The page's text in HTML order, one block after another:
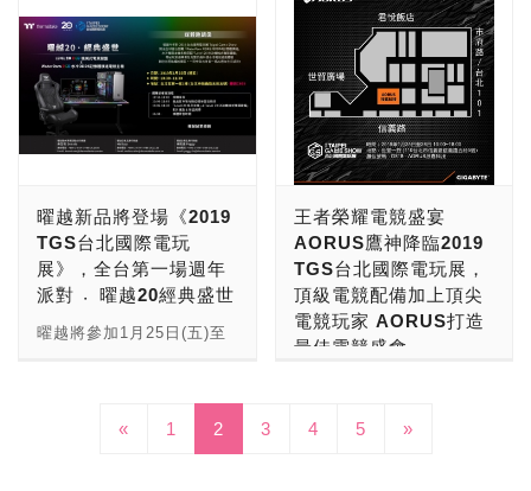
將電競納入運動產業，
2018年亞運會也有電競示
範賽，更可望於2024年登
上巴黎奧運，成為正式比賽
項目。由此可見電競產業越
來越發光發熱，將吸引更多
TGS 2019的B2B Zone獨
立出一館，規模更勝以往，
將吸引海內外更多遊戲產業
人士的參與，藉此提升台北
位！
通攻擊、射擊、防禦以及吞
噬，作為戰鬥的四大特色。
除了《噬神者3》以外，萬
代南夢宮另外也有推
《JUMP FORCE》和《航
具影響力的漫畫雜誌《週刊
少年Jump》50年來所有經
典腳色全在這裡！不管你是
《航海王》、《一拳超
人》、《七龍珠》的粉絲，
FORCE》預計在2/15上
市、《噬神者3》已經在去
年12/13上市，《航海王：
頭來迅速看看PlayStation
這次的攤位吧！ 幫大家整
理一下PlayStation攤位上
重要遊戲的預計上市時間，
《惡靈古堡2 重製版》已經
在1/25上市，《王國之心
III》要等到5/23、《最後
定、《往日不再》則是要等
到4/26，有興趣的玩家可以
持續關注喔！
遊戲和活動跟玩家們分享。
第一站首先要來到的是
Ubisoft旗下今年《湯姆克
蘭西》系列最新作品《全境
封鎖2》，從入口一進場就
能馬上看到大批玩家排隊的
過說到底，《全境封鎖2》
確實是今年Ubisoft的強檔
作品之一，主要原因在於前
作《全境封鎖》雖然推出初
期評價不佳，但後期隨著官
作《全境封鎖2》，想必
Ubisoft已經從前一代的作
爆棚阿！光是在門外就看到
大批購票玩家排隊進場，進
場後更是不得了，各家廠商
攤位前人潮滿滿RRR～小
編看到也是傻了XD！ 這次
的TGS 2019以「遊戲面貌
由你創造！YOU GAME
只存在於電視、電腦、手機
螢幕等虛擬世界，玩家也將
化身為遊戲腳色，創造自己
的未來，堅持並努力邁向下
一個篇章，寫下自己的故
者，使用2144個攤位規
曜越新品將登場《2019
TGS台北國際電玩
展》，全台第一場週年
派對 〮曜越20經典盛世
曜越將參加1月25日(五)至
位C805)。在活動第一天的
王者榮耀電競盛宴
AORUS鷹神降臨2019
TGS台北國際電玩展，
頂級電競配備加上頂尖
電競玩家 AORUS打造
最佳電競盛會
貿一、三館登場，近年來致
« 1 2 3 4 5 »